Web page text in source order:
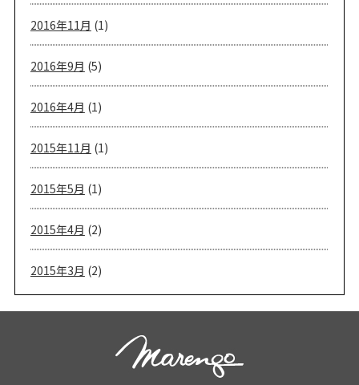
2016年11月 (1)
2016年9月 (5)
2016年4月 (1)
2015年11月 (1)
2015年5月 (1)
2015年4月 (2)
2015年3月 (2)